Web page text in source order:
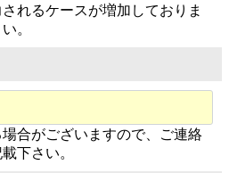
れるケースが増加しておりま
。
合がございますので、ご連絡
下さい。